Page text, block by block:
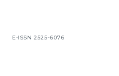
E-ISSN 2525-6076